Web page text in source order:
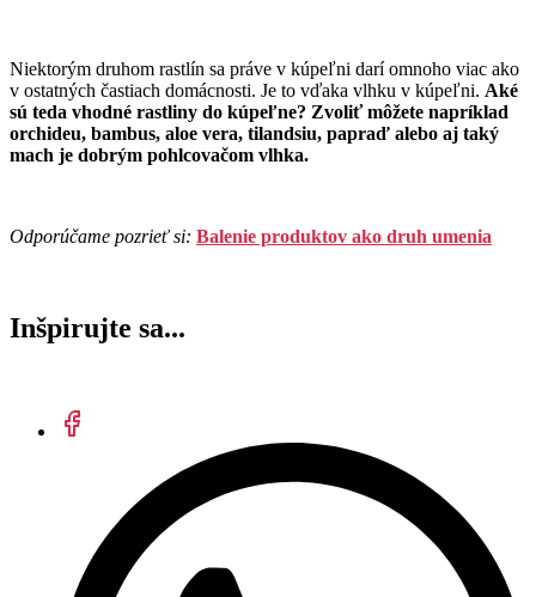
Niektorým druhom rastlín sa práve v kúpeľni darí omnoho viac ako
v ostatných častiach domácnosti. Je to vďaka vlhku v kúpeľni. Aké
sú teda vhodné rastliny do kúpeľne? Zvoliť môžete napríklad
orchideu, bambus, aloe vera, tilandsiu, papraď alebo aj taký
mach je dobrým pohlcovačom vlhka.
Odporúčame pozrieť si: Balenie produktov ako druh umenia
Inšpirujte sa...